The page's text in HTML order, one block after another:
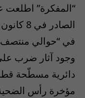
“المفكرة” اطلعت
الصادر
وجود آثار ضرب
مؤخرة رأس